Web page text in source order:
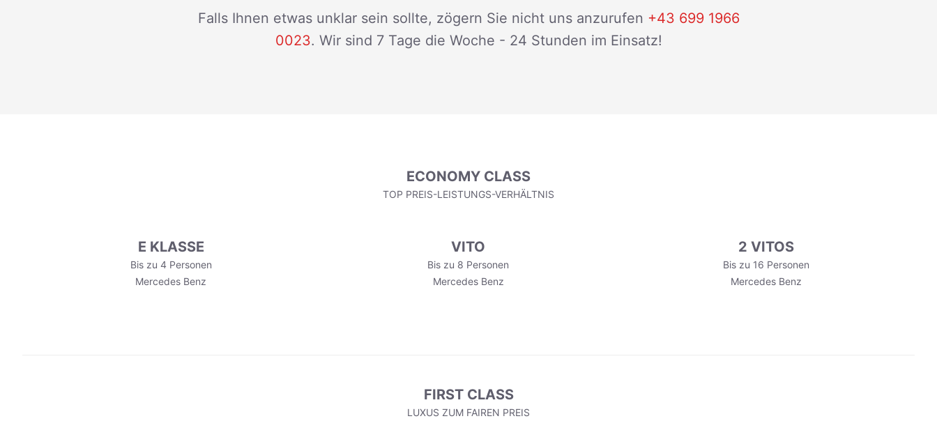
Falls Ihnen etwas unklar sein sollte, zögern Sie nicht uns anzurufen +43 699 1966
0023. Wir sind 7 Tage die Woche - 24 Stunden im Einsatz!
ECONOMY CLASS
TOP PREIS-LEISTUNGS-VERHÄLTNIS
E KLASSE
Bis zu 4 Personen
Mercedes Benz
VITO
Bis zu 8 Personen
Mercedes Benz
2 VITOS
Bis zu 16 Personen
Mercedes Benz
FIRST CLASS
LUXUS ZUM FAIREN PREIS